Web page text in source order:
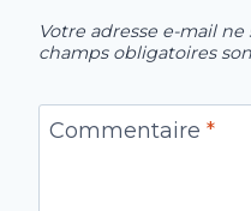
Votre adresse e-mail ne
champs obligatoires
Commentaire *